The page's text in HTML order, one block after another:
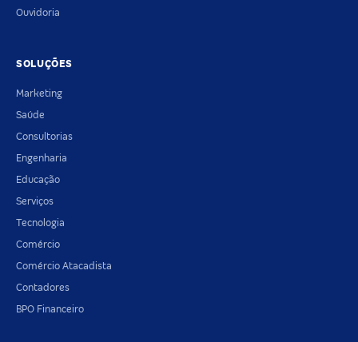
Ouvidoria
SOLUÇÕES
Marketing
Saúde
Consultorias
Engenharia
Educação
Serviços
Tecnologia
Comércio
Comércio Atacadista
Contadores
BPO Financeiro